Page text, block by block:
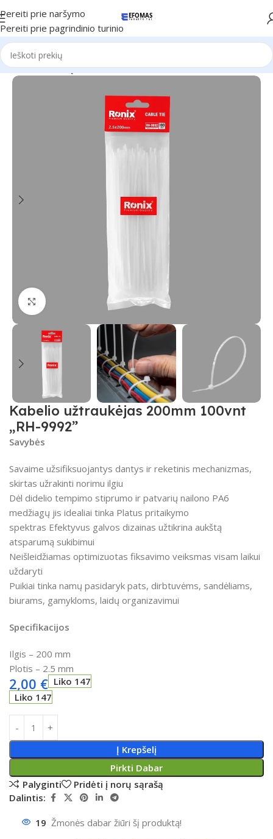
Pereiti prie naršymo
Pereiti prie pagrindinio turinio
Pradžia Ronix Įrankiai
Spustelėkite, kad padidintumėte
Kabelio užtraukėjas 200mm 100vnt
„RH-9992”
Savybės
Savaime užsifiksuojantys dantys ir reketinis mechanizmas,
skirtas užrakinti norimu ilgiu
Dėl didelio tempimo stiprumo ir patvarių nailono PA6
medžiagų jis idealiai tinka Platus pritaikymo
spektras Efektyvus galvos dizainas užtikrina aukštą
atsparumą sukibimui
Neišleidžiamas optimizuotas fiksavimo veiksmas visam laikui
uždaryti
Puikiai tinka namų pasidaryk pats, dirbtuvėms, sandėliams,
biurams, gamykloms, laidų organizavimui
Specifikacijos
Ilgis – 200 mm
Plotis – 2.5 mm
2,00 € Liko 147
Liko 147
Į Krepšelį
Pirkti Dabar
Palyginti
Pridėti į norų sąrašą
Dalintis:
19 Žmonės dabar žiūri šį produktą!